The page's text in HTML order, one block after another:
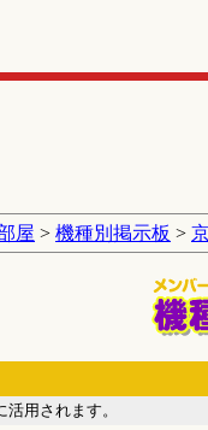
屋 > 機種別掲示板 >
用されます。